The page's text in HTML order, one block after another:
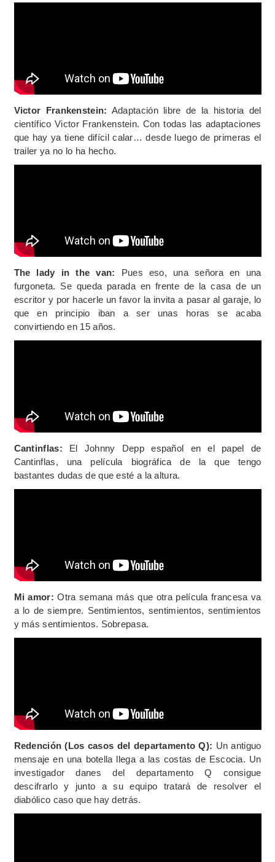
Victor Frankenstein: Adaptación libre de la historia del
científico Victor Frankenstein. Con todas las adaptaciones
que hay ya tiene difícil calar… desde luego de primeras el
trailer ya no lo ha hecho.
The lady in the van: Pues eso, una señora en una
furgoneta. Se queda parada en frente de la casa de un
escritor y por hacerle un favor la invita a pasar al garaje, lo
que en principio iban a ser unas horas se acaba
convirtiendo en 15 años.
Cantinflas: El Johnny Depp español en el papel de
Cantinflas, una película biográfica de la que tengo
bastantes dudas de que esté a la altura.
Mi amor: Otra semana más que otra película francesa va
a lo de siempre. Sentimientos, sentimientos, sentimientos
y más sentimientos. Sobrepasa.
Redención (Los casos del departamento Q): Un antiguo
mensaje en una botella llega a las costas de Escocia. Un
investigador danes del departamento Q consigue
descifrarlo y junto a su equipo tratará de resolver el
diabólico caso que hay detrás.